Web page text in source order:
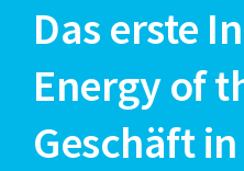
Das erste
Energy of
Geschäft